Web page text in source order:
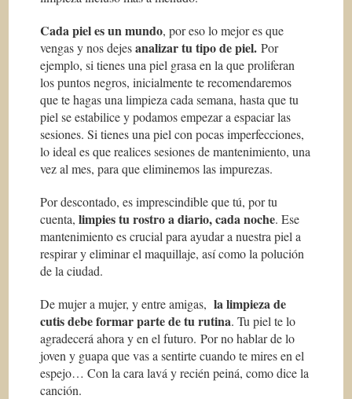
Cada piel es un mundo, por eso lo mejor es que
vengas y nos dejesanalizar tu tipo de piel. Por
ejemplo, si tienes una piel grasa en la que proliferan
los puntos negros, inicialmente te recomendaremos
que te hagas una limpieza cada semana, hasta que tu
piel se estabilice y podamos empezar a espaciar las
sesiones. Si tienes una piel con pocas imperfecciones,
lo ideal es que realices sesiones de mantenimiento, una
vez al mes, para que eliminemos las impurezas.
Por descontado, es imprescindible que tú, por tu
cuenta, limpies tu rostro a diario, cada noche. Ese
mantenimiento es crucial para ayudar a nuestra piel a
respirar y eliminar el maquillaje, así como la polución
de la ciudad.
De mujer a mujer, y entre amigas,la limpieza de
cutis debe formar parte de tu rutina. Tu piel te lo
agradecerá ahora y en el futuro. Por no hablar de lo
joven y guapa que vas a sentirte cuando te mires en el
espejo…Con la cara lavá y recién peiná, como dice la
canción.